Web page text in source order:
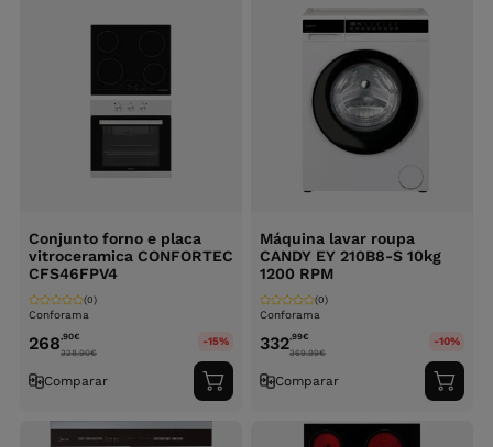
Conjunto forno e placa
vitroceramica CONFORTEC
CFS46FPV4
Conforama
(0)
268,90€
328.90€
-15%
Comparar
Adicionar
ao
carrinho
Máquina lavar roupa
CANDY EY 210B8-S 10kg
1200 RPM
Conforama
(0)
332,99€
369.99€
-10%
Comparar
ao